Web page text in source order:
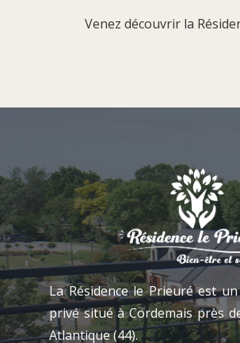
Venez découvrir la
La Résidence le Prieuré est
privé situé à Cordemais près
Atlantique (44).